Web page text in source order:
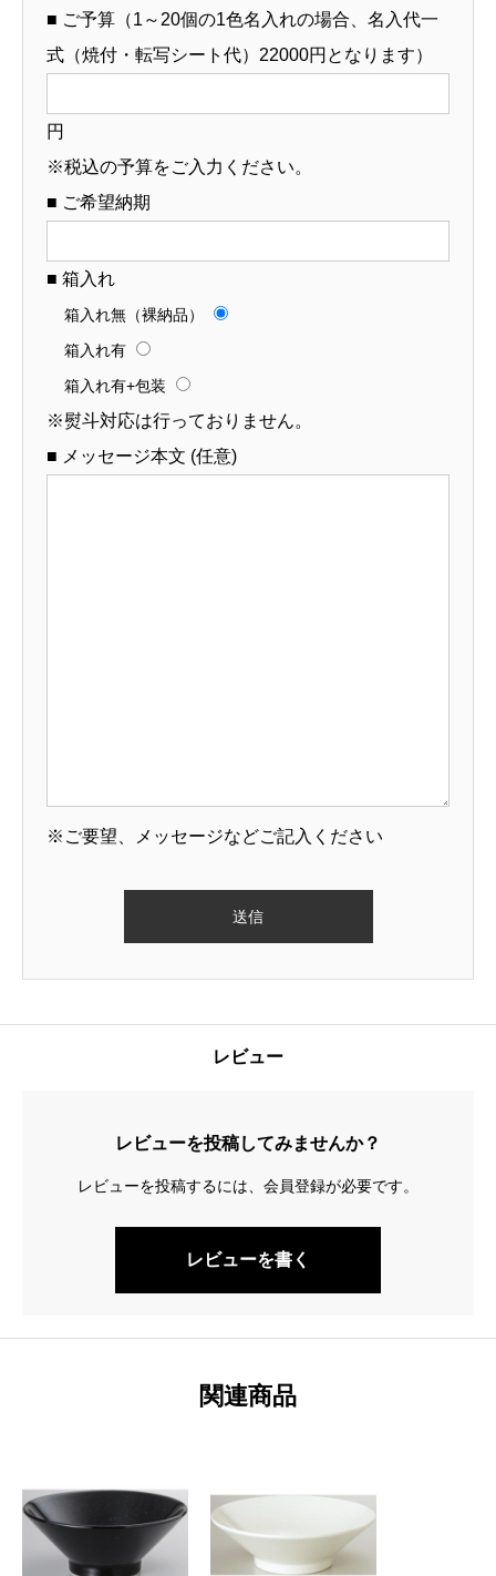
■ ご予算（1～20個の1色名入れの場合、名入代一
式（焼付・転写シート代）22000円となります）
円
※税込の予算をご入力ください。
■ ご希望納期
■ 箱入れ
箱入れ無（裸納品）
箱入れ有
箱入れ有+包装
※熨斗対応は行っておりません。
■ メッセージ本文 (任意)
※ご要望、メッセージなどご記入ください
レビュー
レビューを投稿してみませんか？
レビューを投稿するには、会員登録が必要です。
レビューを書く
関連商品